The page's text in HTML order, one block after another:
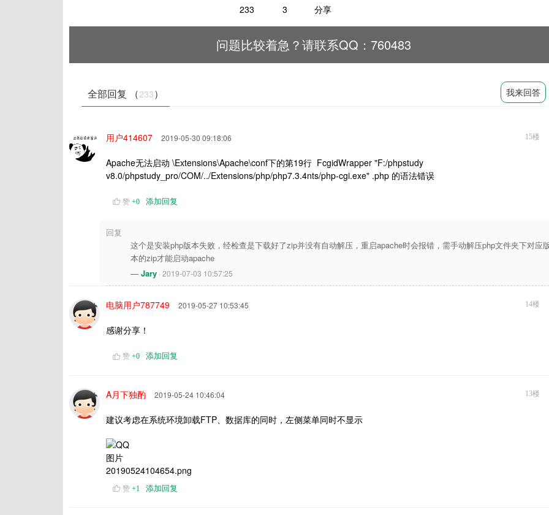
233 3 分享
问题比较着急？请联系QQ：760483
全部回复 （233） 我来回答
用户414607 2019-05-30 09:18:06 15楼
Apache无法启动 \Extensions\Apache\conf下的第19行 FcgidWrapper "F:/phpstudy
v8.0/phpstudy_pro/COM/../Extensions/php/php7.3.4nts/php-cgi.exe" .php 的语法错误
赞 +0 添加回复
回复
这个是安装php版本失败，经检查是下载好了zip并没有自动解压，重启apache时会报错，需手动解压php文件夹下对应
本的zip才能启动apache
— Jary · 2019-07-03 10:57:25
电脑用户787749 2019-05-27 10:53:45 14楼
感谢分享！
赞 +0 添加回复
A月下独酌 2019-05-24 10:46:04 13楼
建议考虑在系统环境卸载FTP、数据库的同时，左侧菜单同时不显示
赞 +1 添加回复